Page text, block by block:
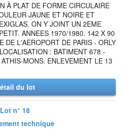
À PLAT DE FORME CIRCULAIRE
JAUNE ET NOIRE ET
ON Y JOINT UN 2EME
ANNEES 1970/1980. 142 X 90
DE L'AEROPORT DE PARIS - ORLY
: BATIMENT 678 -
MONS. ENLEVEMENT LE 13
du lot
Lot n° 18
technique